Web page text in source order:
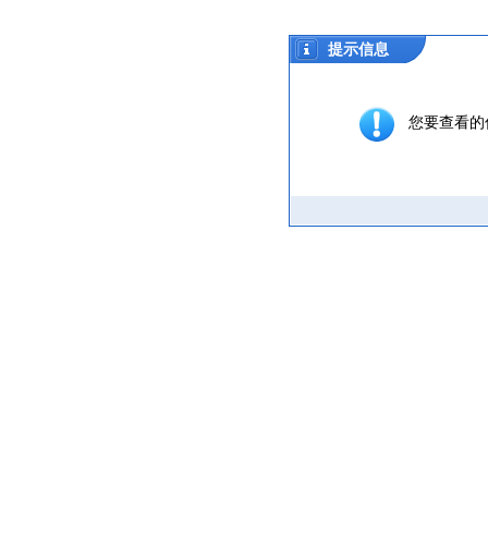
提示信息
您要查看